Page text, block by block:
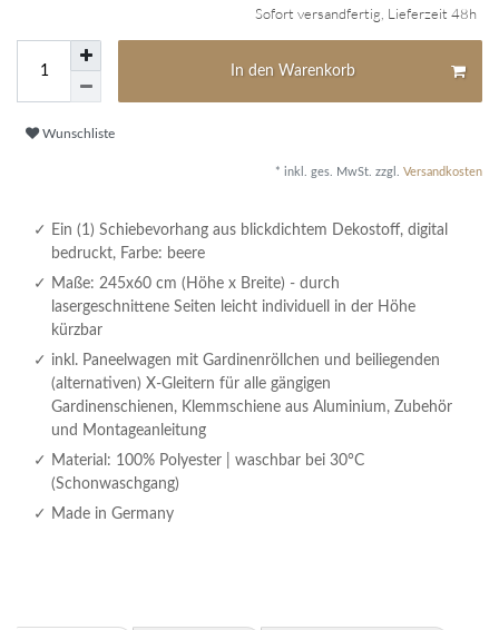
Sofort versandfertig, Lieferzeit 48h
In den Warenkorb
Wunschliste
* inkl. ges. MwSt. zzgl. Versandkosten
Ein (1) Schiebevorhang aus blickdichtem Dekostoff, digital
bedruckt, Farbe: beere
Maße: 245x60 cm (Höhe x Breite) - durch
lasergeschnittene Seiten leicht individuell in der Höhe
kürzbar
inkl. Paneelwagen mit Gardinenröllchen und beiliegenden
(alternativen) X-Gleitern für alle gängigen
Gardinenschienen, Klemmschiene aus Aluminium, Zubehör
und Montageanleitung
Material: 100% Polyester | waschbar bei 30°C
(Schonwaschgang)
Made in Germany